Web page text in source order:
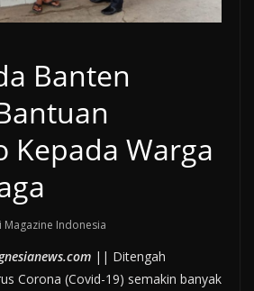
Banten
Kepada Warga
Magazine Indonesia
|| Ditengah
Corona (Covid-19) semakin banyak